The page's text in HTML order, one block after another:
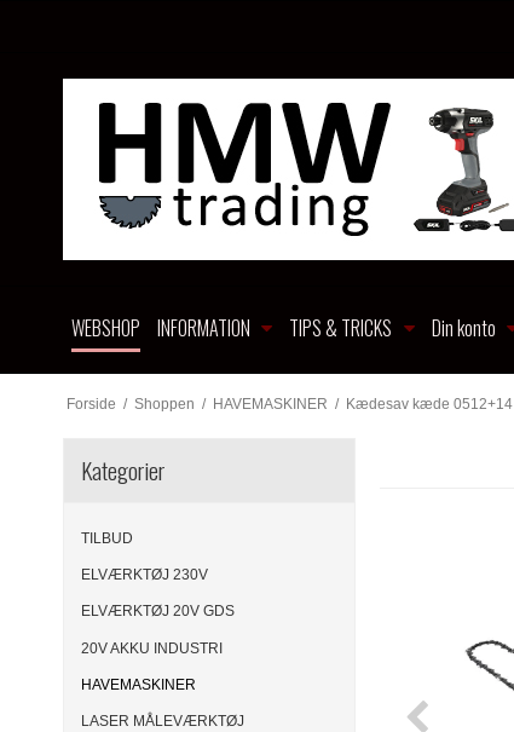
WEBSHOP INFORMATION TIPS & TRICKS Din konto
Forside / Shoppen / HAVEMASKINER / Kædesav kæde 0512+14
Kategorier
TILBUD
ELVÆRKTØJ 230V
ELVÆRKTØJ 20V GDS
20V AKKU INDUSTRI
HAVEMASKINER
LASER MÅLEVÆRKTØJ